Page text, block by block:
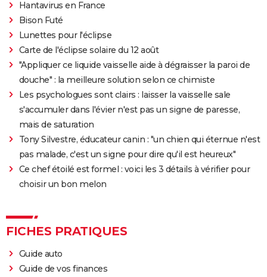
Hantavirus en France
Bison Futé
Lunettes pour l'éclipse
Carte de l'éclipse solaire du 12 août
"Appliquer ce liquide vaisselle aide à dégraisser la paroi de
douche" : la meilleure solution selon ce chimiste
Les psychologues sont clairs : laisser la vaisselle sale
s'accumuler dans l'évier n'est pas un signe de paresse,
mais de saturation
Tony Silvestre, éducateur canin : "un chien qui éternue n'est
pas malade, c'est un signe pour dire qu'il est heureux"
Ce chef étoilé est formel : voici les 3 détails à vérifier pour
choisir un bon melon
FICHES PRATIQUES
Guide auto
Guide de vos finances